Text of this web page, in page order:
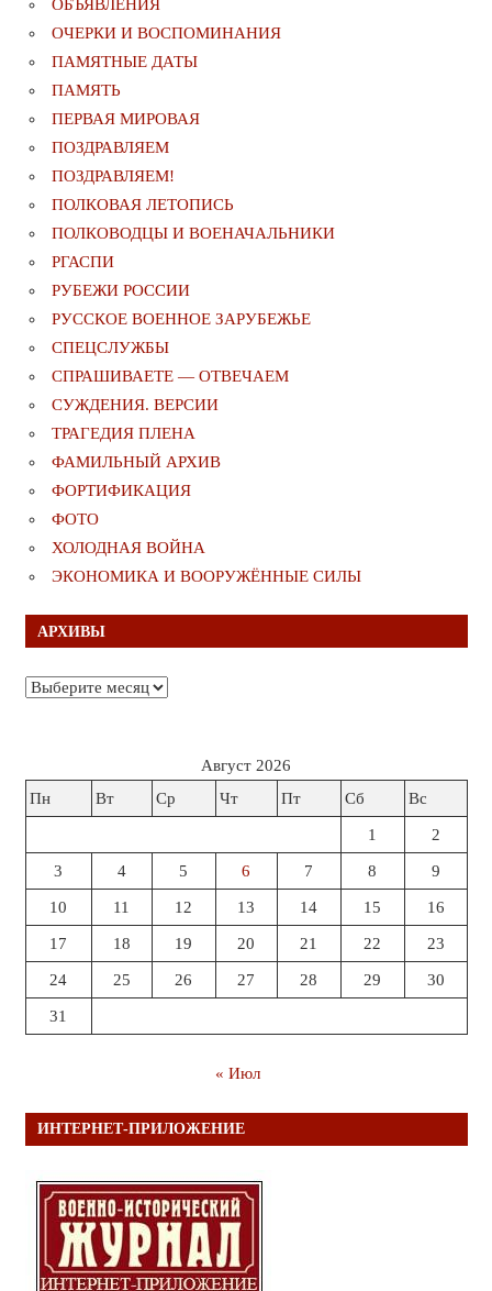
ОБЪЯВЛЕНИЯ
ОЧЕРКИ И ВОСПОМИНАНИЯ
ПАМЯТНЫЕ ДАТЫ
ПАМЯТЬ
ПЕРВАЯ МИРОВАЯ
ПОЗДРАВЛЯЕМ
ПОЗДРАВЛЯЕМ!
ПОЛКОВАЯ ЛЕТОПИСЬ
ПОЛКОВОДЦЫ И ВОЕНАЧАЛЬНИКИ
РГАСПИ
РУБЕЖИ РОССИИ
РУССКОЕ ВОЕННОЕ ЗАРУБЕЖЬЕ
СПЕЦСЛУЖБЫ
СПРАШИВАЕТЕ — ОТВЕЧАЕМ
СУЖДЕНИЯ. ВЕРСИИ
ТРАГЕДИЯ ПЛЕНА
ФАМИЛЬНЫЙ АРХИВ
ФОРТИФИКАЦИЯ
ФОТО
ХОЛОДНАЯ ВОЙНА
ЭКОНОМИКА И ВООРУЖЁННЫЕ СИЛЫ
АРХИВЫ
Архивы
Август 2026
Пн
Вт Ср Чт Пт Сб Вс
1 2
3 4 5 6 7 8 9
10 11 12 13 14 15 16
17 18 19 20 21 22 23
24 25 26 27 28 29 30
31
« Июл
ИНТЕРНЕТ-ПРИЛОЖЕНИЕ